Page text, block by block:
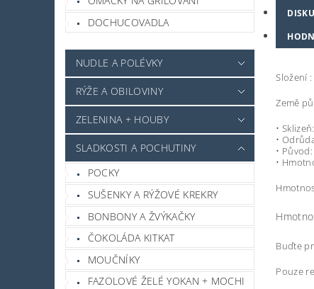
DOCHUCOVADLA
NUDLE A POLÉVKY
RÝŽE A OBILOVINY
ZELENINA + HOUBY
SLADKOSTI A POCHUTINY
POCKY
SUŠENKY A RÝŽOVÉ KREKRY
BONBONY A ŽVÝKAČKY
ČOKOLÁDA KITKAT
MOUČNÍKY
FAZOLOVÉ ŽELÉ YOKAN + MOCHI
Složení
Země
•
•
•
•
Buďte
Pouze